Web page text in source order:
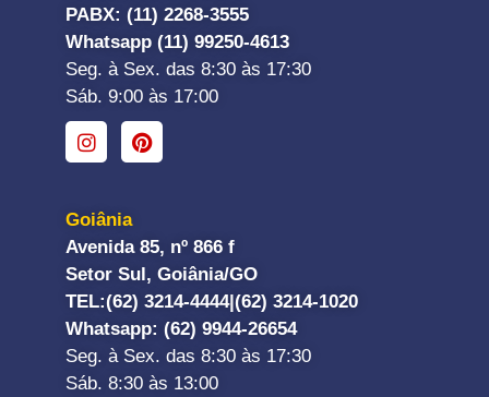
PABX: (11) 2268-3555
Whatsapp (11) 99250-4613
Seg. à Sex. das 8:30 às 17:30
Sáb. 9:00 às 17:00
Goiânia
Avenida 85, nº 866 f
Setor Sul, Goiânia/GO
TEL:(62) 3214-4444| (62) 3214-1020
Whatsapp: (62) 9944-26654
Seg. à Sex. das 8:30 às 17:30
Sáb. 8:30 às 13:00